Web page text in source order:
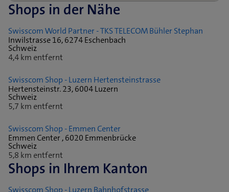
Shops in der Nähe
Swisscom World Partner - TKS TELECOM Bühler Stephan
Inwilstrasse 16, 6274 Eschenbach
Schweiz
4,4 km entfernt
Swisscom Shop - Luzern Hertensteinstrasse
Hertensteinstr. 23, 6004 Luzern
Schweiz
5,7 km entfernt
Swisscom Shop - Emmen Center
Emmen Center , 6020 Emmenbrücke
Schweiz
5,8 km entfernt
Shops in Ihrem Kanton
Swisscom Shop - Luzern Bahnhofstrasse